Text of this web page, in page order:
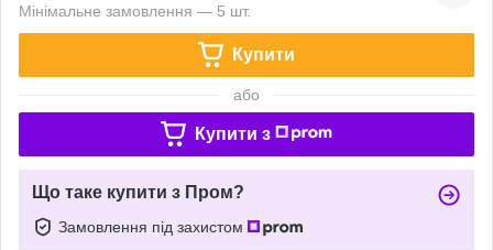
Мінімальне замовлення — 5 шт.
Купити
або
Купити з
Що таке купити з Пром?
Замовлення під захистом